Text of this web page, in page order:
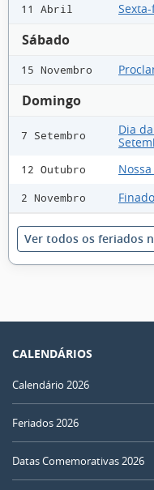
11 Abril
Sábado
15 Novembro
Domingo
7 Setembro
Dia
12 Outubro
2 Novembro
Ver todos os feriados
CALENDÁRIOS
Calendário 2026
Feriados 2026
Datas Comemorativas 2026